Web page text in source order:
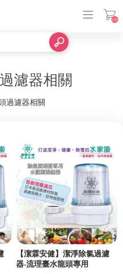
(0)
濾器相關
過濾器相關
【潔霖安健】潔淨除氯過濾
器-流理臺水龍頭專用